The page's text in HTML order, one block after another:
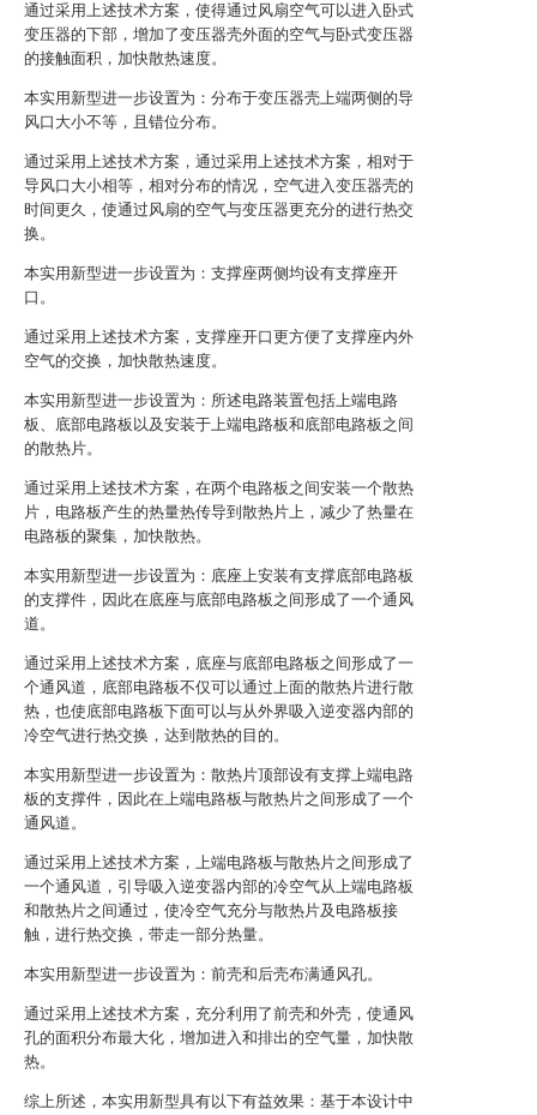
通过采用上述技术方案，使得通过风扇空气可以进入卧式
变压器的下部，增加了变压器壳外面的空气与卧式变压器
的接触面积，加快散热速度。
本实用新型进一步设置为：分布于变压器壳上端两侧的导
风口大小不等，且错位分布。
通过采用上述技术方案，通过采用上述技术方案，相对于
导风口大小相等，相对分布的情况，空气进入变压器壳的
时间更久，使通过风扇的空气与变压器更充分的进行热交
换。
本实用新型进一步设置为：支撑座两侧均设有支撑座开
口。
通过采用上述技术方案，支撑座开口更方便了支撑座内外
空气的交换，加快散热速度。
本实用新型进一步设置为：所述电路装置包括上端电路
板、底部电路板以及安装于上端电路板和底部电路板之间
的散热片。
通过采用上述技术方案，在两个电路板之间安装一个散热
片，电路板产生的热量热传导到散热片上，减少了热量在
电路板的聚集，加快散热。
本实用新型进一步设置为：底座上安装有支撑底部电路板
的支撑件，因此在底座与底部电路板之间形成了一个通风
道。
通过采用上述技术方案，底座与底部电路板之间形成了一
个通风道，底部电路板不仅可以通过上面的散热片进行散
热，也使底部电路板下面可以与从外界吸入逆变器内部的
冷空气进行热交换，达到散热的目的。
本实用新型进一步设置为：散热片顶部设有支撑上端电路
板的支撑件，因此在上端电路板与散热片之间形成了一个
通风道。
通过采用上述技术方案，上端电路板与散热片之间形成了
一个通风道，引导吸入逆变器内部的冷空气从上端电路板
和散热片之间通过，使冷空气充分与散热片及电路板接
触，进行热交换，带走一部分热量。
本实用新型进一步设置为：前壳和后壳布满通风孔。
通过采用上述技术方案，充分利用了前壳和外壳，使通风
孔的面积分布最大化，增加进入和排出的空气量，加快散
热。
综上所述，本实用新型具有以下有益效果：基于本设计中